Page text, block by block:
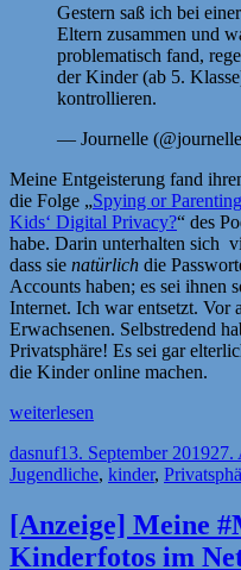
Gestern saß ich bei
Eltern zusammen und
problematisch fand,
der Kinder (ab 5.
kontrollieren.
— Journelle
Meine Entgeisterung fand
die Folge „Spying or
Kids‘ Digital Privacy?“ des
habe. Darin unterhalten sich
dass sie natürlich die
Accounts haben; es sei ihnen
Internet. Ich war entsetzt. Vor
Erwachsenen. Selbstredend
Privatsphäre! Es sei gar
die Kinder online machen.
„Kinder
ein
Recht
Privatsphäre“
weiterlesen
Autor
dasnufVeröffentlicht
am
13. September 201927.
Jugendliche, kinder,
[Anzeige] Meine
Kinderfotos im